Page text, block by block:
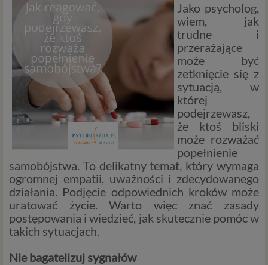
Jako psycholog,
wiem, jak
trudne i
przerażające
może być
zetknięcie się z
sytuacją, w
której
podejrzewasz,
że ktoś bliski
może rozważać
popełnienie
samobójstwa. To delikatny temat, który wymaga
ogromnej empatii, uważności i zdecydowanego
działania. Podjęcie odpowiednich kroków może
uratować życie. Warto więc znać zasady
postępowania i wiedzieć, jak skutecznie pomóc w
takich sytuacjach.
Nie bagatelizuj sygnałów